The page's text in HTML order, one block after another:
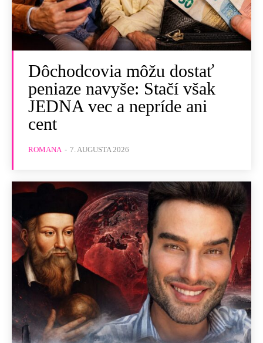
Dôchodcovia môžu dostať
peniaze navyše: Stačí však
JEDNA vec a nepríde ani
cent
ROMANA - 7. AUGUSTA 2026